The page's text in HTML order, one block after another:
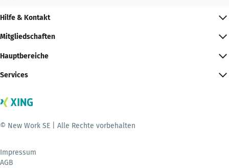
Hilfe & Kontakt
Mitgliedschaften
Hauptbereiche
Services
© New Work SE | Alle Rechte vorbehalten
Impressum
AGB